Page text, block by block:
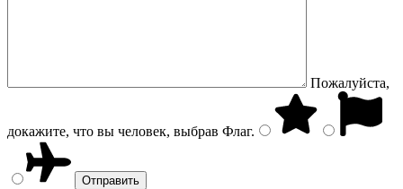
Пожалуйста,
докажите, что вы человек, выбрав Флаг.